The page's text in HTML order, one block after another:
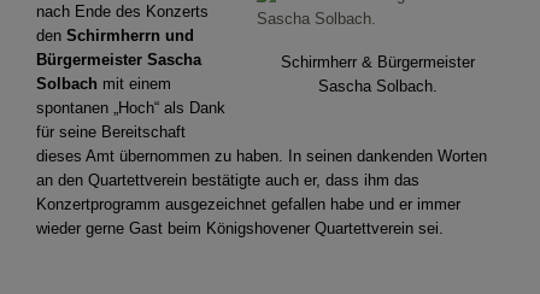
Schirmherr & Bürgermeister
Sascha Solbach.
nach Ende des Konzerts
den Schirmherrn und
Bürgermeister Sascha
Solbach mit einem
spontanen „Hoch“ als Dank
für seine Bereitschaft
dieses Amt übernommen zu haben. In seinen dankenden Worten
an den Quartettverein bestätigte auch er, dass ihm das
Konzertprogramm ausgezeichnet gefallen habe und er immer
wieder gerne Gast beim Königshovener Quartettverein sei.